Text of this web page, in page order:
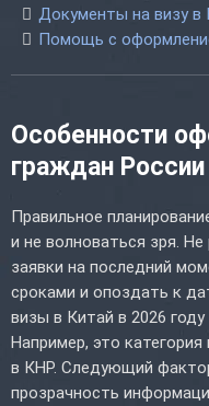
Документы на визу в
Помощь с
Особенности
граждан России
Правильное
и не волноваться зря.
заявки на последний
сроками и опоздать к
визы в Китай в 2026
Например, это
в КНР. Следующий
прозрачность